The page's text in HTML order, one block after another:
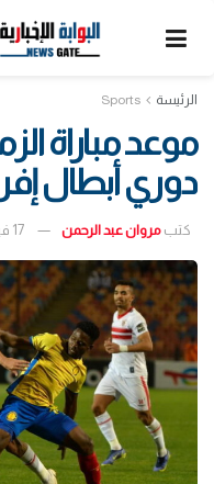
الرئيسة Sports
موعد مباراة
دوري أبطال
كتب مروان عبد الرحمن 17 فبراير 2022 - 1:26 مساءً